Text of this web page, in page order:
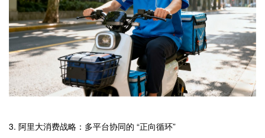
3. 阿里大消费战略：多平台协同的 “正向循环”